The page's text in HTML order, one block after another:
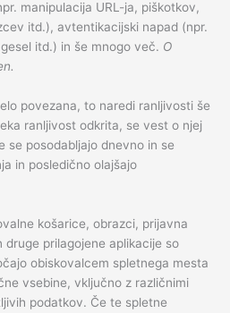
manipulacija URL-ja, piškotkov,
itd.), avtentikacijski napad (npr.
itd.) in še mnogo več. O
povezana, to naredi ranljivosti še
ranljivost odkrita, se vest o njej
se posodabljajo dnevno in se
in posledično olajšajo
košarice, obrazci, prijavna
prilagojene aplikacije so
obiskovalcem spletnega mesta
vsebine, vključno z različnimi
podatkov. Če te spletne